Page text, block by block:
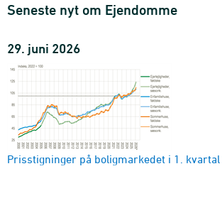
Seneste nyt om Ejendomme
29. juni 2026
Prisstigninger på boligmarkedet i 1. kvartal